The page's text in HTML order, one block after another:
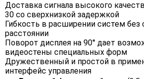
Доставка сигнала высокого
30 со сверхнизкой задержкой
Гибкость в расширении систем без
расстоянии
Поворот дисплея на 90° дает
видеостены специальных форм
Дружественный и простой в
интерфейс управления